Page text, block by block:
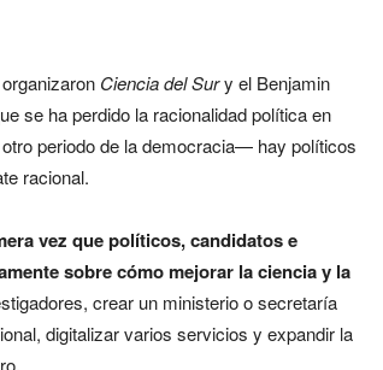
Ciencia del Sury el Benjamin
se ha perdido la racionalidad política en
periodo de la democracia— hay políticos
racional.
vez que políticos, candidatos e
sobre cómo mejorar la ciencia y la
crear un ministerio o secretaría
digitalizar varios servicios y expandir la